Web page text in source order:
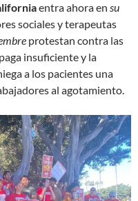
entra ahora en su
sociales y terapeutas
protestan contra las
insuficiente y la
a los pacientes una
al agotamiento.